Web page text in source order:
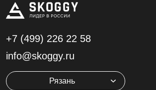
Доставкапо Рязани и
области
Выполняем доставку в разобранном
области. Дополнительно вы можете
фундамент, сборку и другие услуги.
онлайн удобным для вас доступом:
+7 (499) 226 22 58
info@skoggy.ru
Рязань